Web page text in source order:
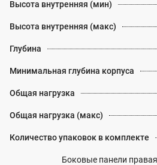
Высота внутренняя (мин)
Высота внутренняя (макс)
Глубина
Минимальная глубина корпуса
Общая нагрузка
Общая нагрузка (макс)
Количество упаковок в комплекте
Боковые панели